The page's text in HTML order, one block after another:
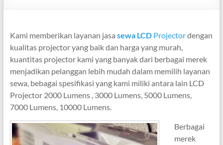
MacBook
Printer
TV
Kami memberikan layanan jasa sewa LCDProjectordengan
kualitas projector yang baik dan harga yang murah,
kuantitas projector kami yang banyak dari berbagai merek
menjadikan pelanggan lebih mudah dalam memilih layanan
sewa, bebagai spesifikasi yang kami miliki antara lain LCD
Projector 2000 Lumens , 3000 Lumens, 5000 Lumens,
7000 Lumens, 10000 Lumens.
Berbagai
merek